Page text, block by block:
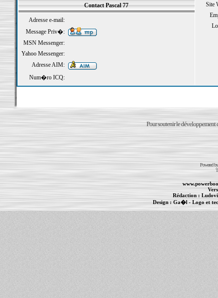
Site
Contact Pascal 77
Adresse e-mail:
Message Priv�:
MSN Messenger:
Yahoo Messenger:
Adresse AIM:
Num�ro ICQ:
Pour soutenir le développement
Powered
Rédaction :
Design : Ga�l- Logo et